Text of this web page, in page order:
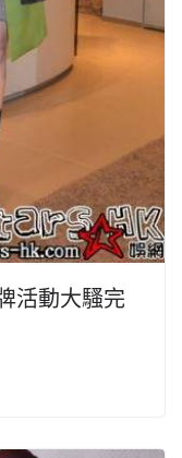
活動大騷完